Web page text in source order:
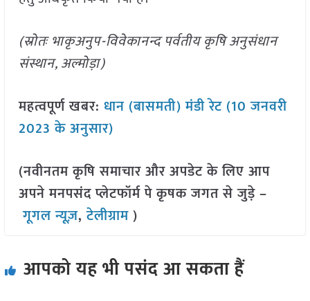
(स्रोतः भाकृअनुप-विवेकानन्द पर्वतीय कृषि अनुसंधान
संस्थान, अल्मोड़ा)
महत्वपूर्ण खबर: धान (बासमती) मंडी रेट (10 जनवरी
2023 के अनुसार)
(नवीनतम कृषि समाचार और अपडेट के लिए आप
अपने मनपसंद प्लेटफॉर्म पे कृषक जगत से जुड़े –
गूगल न्यूज़,टेलीग्राम )
आपको यह भी पसंद आ सकता हैं